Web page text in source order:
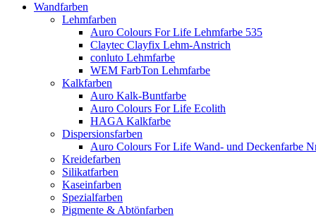
Wandfarben
Lehmfarben
Auro Colours For Life Lehmfarbe 535
Claytec Clayfix Lehm-Anstrich
conluto Lehmfarbe
WEM FarbTon Lehmfarbe
Kalkfarben
Auro Kalk-Buntfarbe
Auro Colours For Life Ecolith
HAGA Kalkfarbe
Dispersionsfarben
Auro Colours For Life Wand- und Deckenfarbe
Kreidefarben
Silikatfarben
Kaseinfarben
Spezialfarben
Pigmente & Abtönfarben